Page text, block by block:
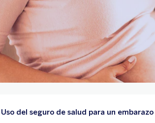
Uso del seguro de salud para un